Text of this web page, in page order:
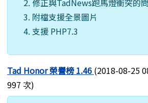
修正與TadNews跑馬燈衝突的
附檔支援全景圖片
支援 PHP7.3
Tad Honor 榮譽榜 1.46 (2018-08-25
997 次)